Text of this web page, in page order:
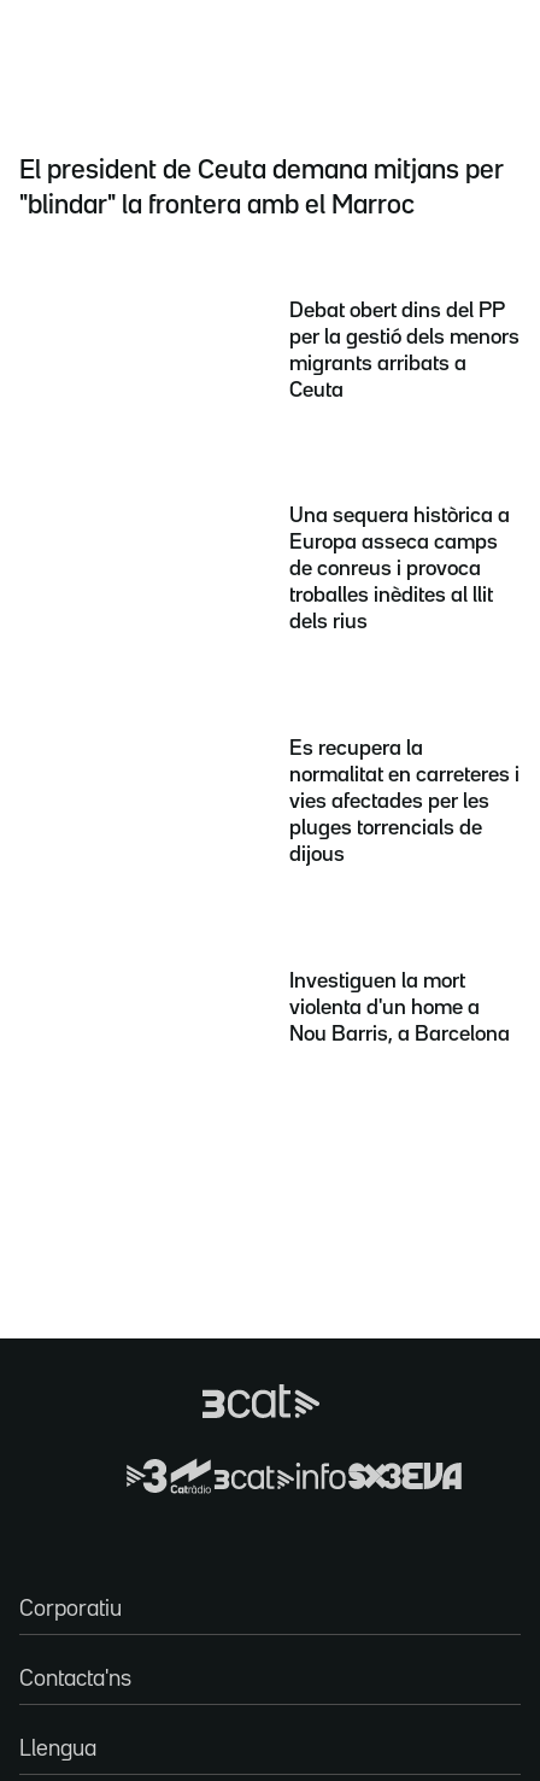
El president de Ceuta demana mitjans per
"blindar" la frontera amb el Marroc
Debat obert dins del PP
per la gestió dels menors
migrants arribats a
Ceuta
Una sequera històrica a
Europa asseca camps
de conreus i provoca
troballes inèdites al llit
dels rius
Es recupera la
normalitat en carreteres i
vies afectades per les
pluges torrencials de
dijous
Investiguen la mort
violenta d'un home a
Nou Barris, a Barcelona
Corporatiu
Contacta'ns
Llengua